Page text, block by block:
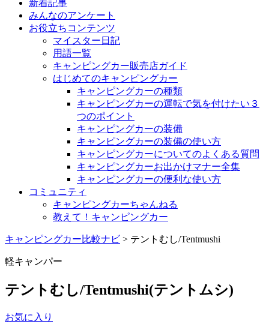
新着記事
みんなのアンケート
お役立ちコンテンツ
マイスター日記
用語一覧
キャンピングカー販売店ガイド
はじめてのキャンピングカー
キャンピングカーの種類
キャンピングカーの運転で気を付けたい３
つのポイント
キャンピングカーの装備
キャンピングカーの装備の使い方
キャンピングカーについてのよくある質問
キャンピングカーお出かけマナー全集
キャンピングカーの便利な使い方
コミュニティ
キャンピングカーちゃんねる
教えて！キャンピングカー
キャンピングカー比較ナビ > テントむし/Tentmushi
軽キャンパー
テントむし/Tentmushi(テントムシ)
お気に入り